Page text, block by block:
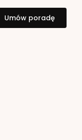
Umów poradę